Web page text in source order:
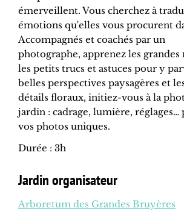
émerveillent. Vous cherchez à
émotions qu'elles vous procurent
Accompagnés et coachés par un
photographe, apprenez les grandes
les petits trucs et astuces pour y
belles perspectives paysagères et
détails floraux, initiez-vous à la
jardin : cadrage, lumière, réglages…
vos photos uniques.
Durée : 3h
Jardin organisateur
Arboretum des Grandes Bruyères